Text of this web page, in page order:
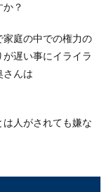
裁を！不倫して
の底から傷ついている
。怒りが収まらないま
しなくても慰謝
？
庭の中での権力の
遅い事にイライラ
さんは
人がされても嫌な